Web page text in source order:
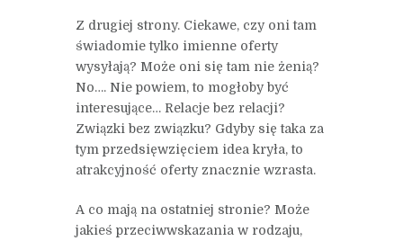
Z drugiej strony. Ciekawe, czy oni tam
świadomie tylko imienne oferty
wysyłają? Może oni się tam nie żenią?
No…. Nie powiem, to mogłoby być
interesujące… Relacje bez relacji?
Związki bez związku? Gdyby się taka za
tym przedsięwzięciem idea kryła, to
atrakcyjność oferty znacznie wzrasta.
A co mają na ostatniej stronie? Może
jakieś przeciwwskazania w rodzaju,